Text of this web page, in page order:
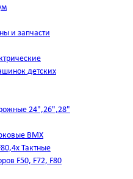
и запчасти
детских
24",26",28"
BMX
Тактные
F50, F72, F80